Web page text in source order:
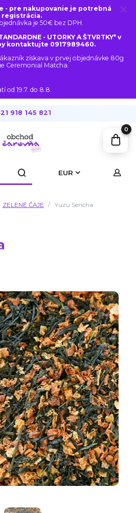
- pre nakupovanie je potrebná
registrácia.
je 50€ bez DPH.
- UTORKY A ŠTVRTKY* v
kontaktujte 0917989460.
získava v prvej objednávke 80g
Ceremonial Matcha.
od 19.7. do 8.8.
EUR
918 145 821
0
ZELENÉ ČAJE Yuzu Sencha